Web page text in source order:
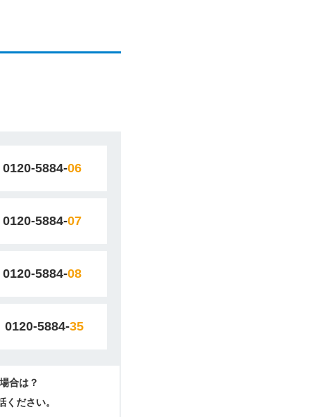
0120-5884-06
0120-5884-07
0120-5884-08
0120-5884-35
合は？
ください。